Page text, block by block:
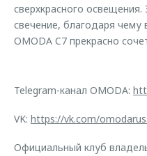
сверхкрасного
свечение, благодаря
OMODA C7 прекрасно
Telegram-канал OMODA:
VK: https://vk.com/
Официальный клуб